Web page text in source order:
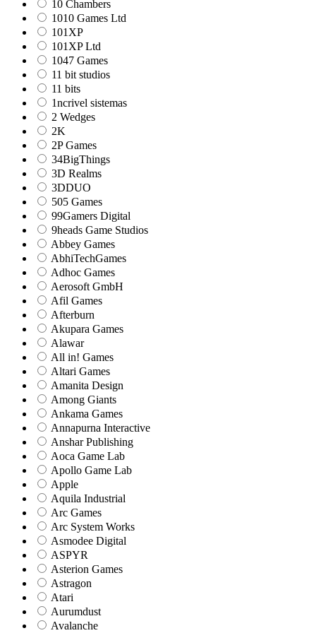
10 Chambers
1010 Games Ltd
101XP
101XP Ltd
1047 Games
11 bit studios
11 bits
1ncrivel sistemas
2 Wedges
2K
2P Games
34BigThings
3D Realms
3DDUO
505 Games
99Gamers Digital
9heads Game Studios
Abbey Games
AbhiTechGames
Adhoc Games
Aerosoft GmbH
Afil Games
Afterburn
Akupara Games
Alawar
All in! Games
Altari Games
Amanita Design
Among Giants
Ankama Games
Annapurna Interactive
Anshar Publishing
Aoca Game Lab
Apollo Game Lab
Apple
Aquila Industrial
Arc Games
Arc System Works
Asmodee Digital
ASPYR
Asterion Games
Astragon
Atari
Aurumdust
Avalanche